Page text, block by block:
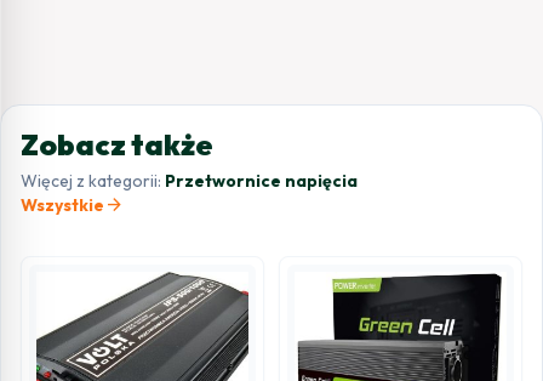
Zobacz także
Więcej z kategorii: Przetwornice napięcia
Wszystkie arrow_forward